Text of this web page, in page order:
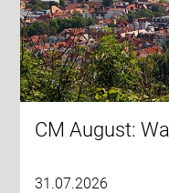
CM August:
31.07.2026